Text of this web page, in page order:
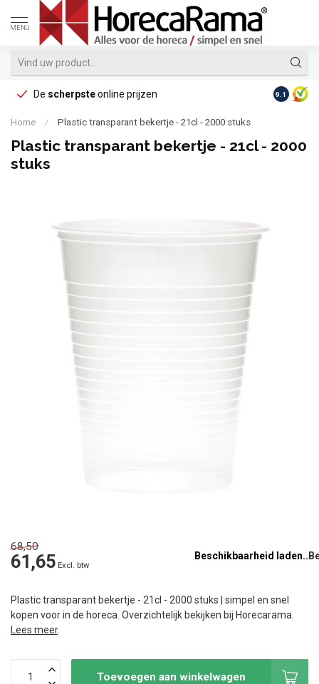
MENU
De scherpsteonline prijzen Op
9.1
Home / Plastic transparant bekertje - 21cl - 2000 stuks
Plastic transparant bekertje - 21cl - 2000
stuks
68,50
61,65 Excl. btw
Beschikbaarheid laden..
Plastic transparant bekertje - 21cl - 2000 stuks | simpel en snel
kopen voor in de horeca. Overzichtelijk bekijken bij Horecarama.
Lees meer.
Toevoegen aan winkelwagen